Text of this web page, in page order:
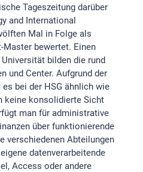
Tageszeitung darüber
and International
Mal in Folge als
bewertet. Einen
bilden die rund
und Center. Aufgrund der
bei der HSG ähnlich wie
keine konsolidierte Sicht
man für administrative
über funktionierende
verschiedenen Abteilungen
datenverarbeitende
Access oder andere